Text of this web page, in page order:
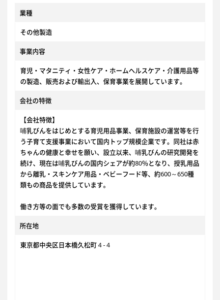
業種
その他製造
事業内容
育児・マタニティ・女性ケア・ホームヘルスケア・介護用品等
の製造、販売および輸出入、保育事業を展開しています。
会社の特徴
【会社特徴】
哺乳びんをはじめとする育児用品事業、保育施設の運営等を行
う子育て支援事業において国内トップ規模企業です。同社は赤
ちゃんの健康と幸せを願い、設立以来、哺乳びんの研究開発を
続け、現在は哺乳びんの国内シェアが約80％となり、授乳用品
から離乳・スキンケア用品・ベビーフード等、約600～650種
類もの商品を提供しています。
働き方等の面でも多数の受賞を獲得しています。
所在地
東京都中央区日本橋久松町４-４